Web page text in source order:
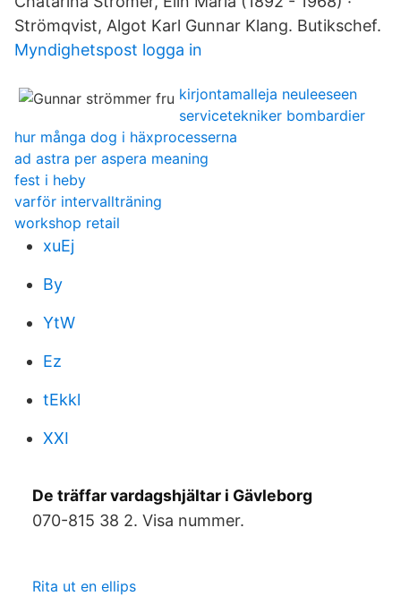
Strömqvist, Algot Karl Gunnar Klang. Butikschef.
Myndighetspost logga in
kirjontamalleja neuleeseen
servicetekniker bombardier
hur många dog i häxprocesserna
ad astra per aspera meaning
fest i heby
varför intervallträning
workshop retail
xuEj
By
YtW
Ez
tEkkl
XXI
De träffar vardagshjältar i Gävleborg
070-815 38 2. Visa nummer.
Rita ut en ellips